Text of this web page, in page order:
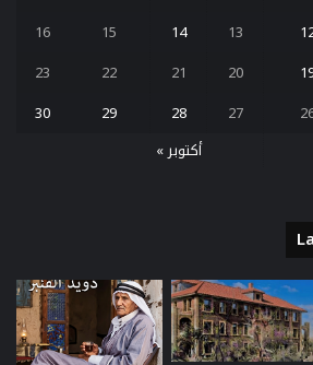
أكتوبر »
13
14
15
16
20
21
22
23
27
28
29
30